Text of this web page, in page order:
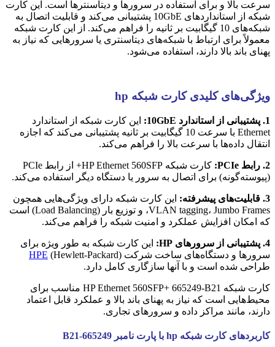
سرعت بالا و برای استفاده در سرورها و دیتاسنترها است. این کارت
شبکه از استانداردهای 10GbE پشتیبانی می‌کند و قابلیت اتصال به
شبکه‌های 10 گیگابیت بر ثانیه را فراهم می‌کند. از این کارت شبکه
معمولاً برای ارتباط با شبکه‌های دیتاسنتری یا سرورهایی که نیاز به
پهنای باند بالا دارند، استفاده می‌شود.
ویژگی‌های کلیدی کارت شبکه hp
1. پشتیبانی از استاندارد 10GbE:
این کارت شبکه از استاندارد
Ethernet با سرعت 10 گیگابیت بر ثانیه پشتیبانی می‌کند که اجازه
انتقال داده‌ها با سرعت بالا را فراهم می‌کند.
2. رابط PCIe:
کارت شبکه HP Ethernet 560SFP+ از رابط PCIe
(پیوسته‌گونه) برای اتصال به سرور یا دستگاه دیگر استفاده می‌کند.
3. قابلیت‌های پیشرفته:
این کارت شبکه دارای ویژگی‌هایی همچون
VLAN tagging، Jumbo Frames، و توزیع بار (Load Balancing) است
که امکان افزایش عملکرد و امنیت شبکه را فراهم می‌کند.
4. پشتیبانی از سرورهای HP:
این کارت شبکه به طور ویژه برای
سرورها و دستگاه‌های ساخت شرکت
HPE (Hewlett-Packard)
طراحی شده است و با آنها سازگاری کامل دارد.
کارت شبکه HP Ethernet 560SFP+ 665249-B21 مناسب برای
محیط‌هایی است که نیاز به پهنای باند بالا و عملکرد قابل اعتماد
دارند، مانند مراکز داده و سرورهای تجاری.
کاربردهای کارت شبکه hp با پارت نامبر 665249-B21